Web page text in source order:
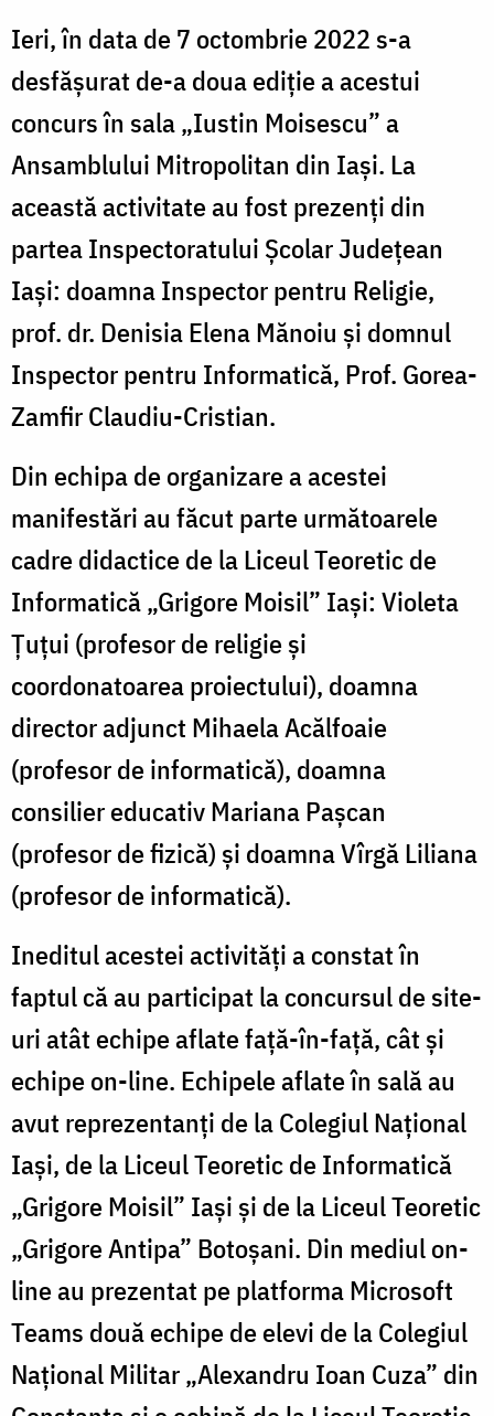
Ieri, în data de 7 octombrie 2022 s-a
desfășurat de-a doua ediție a acestui
concurs în sala „Iustin Moisescu” a
Ansamblului Mitropolitan din Iași. La
această activitate au fost prezenți din
partea Inspectoratului Școlar Județean
Iași: doamna Inspector pentru Religie,
prof. dr. Denisia Elena Mănoiu și domnul
Inspector pentru Informatică, Prof. Gorea-
Zamfir Claudiu-Cristian.
Din echipa de organizare a acestei
manifestări au făcut parte următoarele
cadre didactice de la Liceul Teoretic de
Informatică „Grigore Moisil” Iași: Violeta
Țuțui (profesor de religie și
coordonatoarea proiectului), doamna
director adjunct Mihaela Acălfoaie
(profesor de informatică), doamna
consilier educativ Mariana Pașcan
(profesor de fizică) și doamna Vîrgă Liliana
(profesor de informatică).
Ineditul acestei activități a constat în
faptul că au participat la concursul de site-
uri atât echipe aflate față-în-față, cât și
echipe on-line. Echipele aflate în sală au
avut reprezentanți de la Colegiul Național
Iași, de la Liceul Teoretic de Informatică
„Grigore Moisil” Iași și de la Liceul Teoretic
„Grigore Antipa” Botoșani. Din mediul on-
line au prezentat pe platforma Microsoft
Teams două echipe de elevi de la Colegiul
Național Militar „Alexandru Ioan Cuza” din